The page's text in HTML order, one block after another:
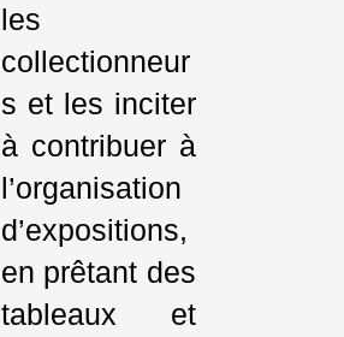
les
collectionneur
s et les inciter
à contribuer à
l’organisation
d’expositions,
en prêtant des
tableaux et